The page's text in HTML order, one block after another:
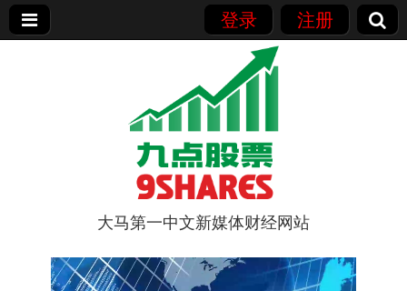
登录 注册
9点股票
大马第一中文新媒体财经网站